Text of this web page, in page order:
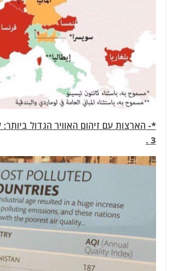
*- הארצות עם זיהום האוויר הגדול
3 .